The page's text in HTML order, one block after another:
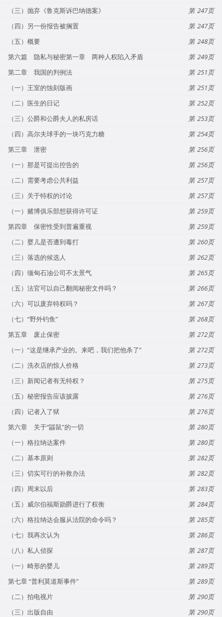
（三）抛弃《鲁克斯诉巴纳德案》
247
（四）另一份报告被搁置
247
（五）概要
248
第六篇 隐私与秘密第一章 两种人权陷入矛盾
249
第二章 我国的判例法
251
（一）王室的蚀刻版画
251
（二）医生的日记
252
（三）公爵和公爵夫人的私房话
253
（四）高尔夫球手的一块巧克力糖
254
第三章 泄密
256
（一）那是可提出控告的
256
（二）需要考虑公共利益
257
（三）关于特权的讨论
257
（一）赌博俱乐部想获得许可证
259
第四章 保密性受到普遍重视
259
（二）婴儿是否遭到毒打
260
（三）落选的候选人
262
（四）缅甸石油公司不太景气
265
（五）法官可以自己翻阅秘密文件吗？
266
（六）可以废弃特权吗？
267
（七）“野外钓鱼”
268
第五章 废止保密
272
（一）“这是继承产业的。来吧，我们把他杀了”
272
（二）洗衣店的惊人价格
273
（三）新闻记者有无特权？
275
（五）秘密报告应该披露
276
（四）记者入了狱
276
第六章 关于“鼹鼠”的一切
280
（一）格拉纳达案件
280
（二）基本原则
282
（三）切实可行的补救办法
282
（四）周末以后
283
（五）威尔伯福斯勋爵进行了权衡
284
（六）格拉纳达会服从法院的命令吗？
285
（七）我再次认为
286
（八）私人侦探
287
（一）畸形的婴儿
289
第七章 “普利莫道斯事件”
289
（二）拍电视片
290
（三）出版自由
290